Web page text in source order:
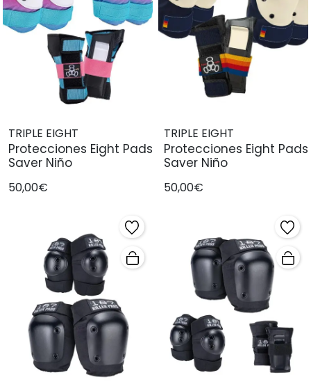
TRIPLE EIGHT
Protecciones Eight Pads
Saver Niño
50,00€
TRIPLE EIGHT
Protecciones Eight Pads
Saver Niño
50,00€